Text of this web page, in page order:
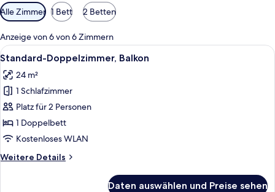
Verfügbare
Filter
für
Zimmer
Alle Zimmer 1 Bett 2 Betten
Anzeige von 6 von 6 Zimmern
Alle
Fotos
für
Standard-
Doppelzimmer,
Balkon
anzeigen
Ein Hotelzimmer mit einem Bett,
4
Standard-Doppelzimmer, Balkon
24 m²
1 Schlafzimmer
Platz für 2 Personen
1 Doppelbett
Kostenloses WLAN
Weitere Details
Weitere
Daten auswählen und Preise sehen